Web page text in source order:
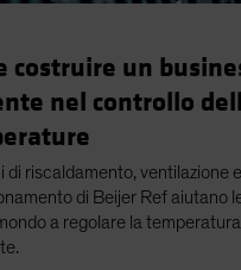
costruire un
nel controllo
di riscaldamento, ventilazione e
di Beijer Ref aiutano
a regolare la